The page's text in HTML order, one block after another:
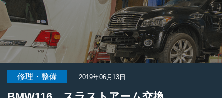
修理・整備 2019年06月13日